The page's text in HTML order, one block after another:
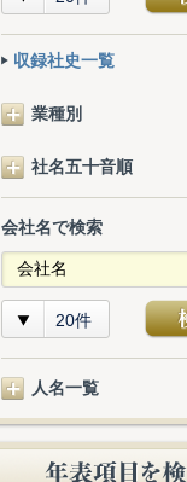
収録社史一覧
業種別
社名五十音順
会社名で検索
20件
人名一覧